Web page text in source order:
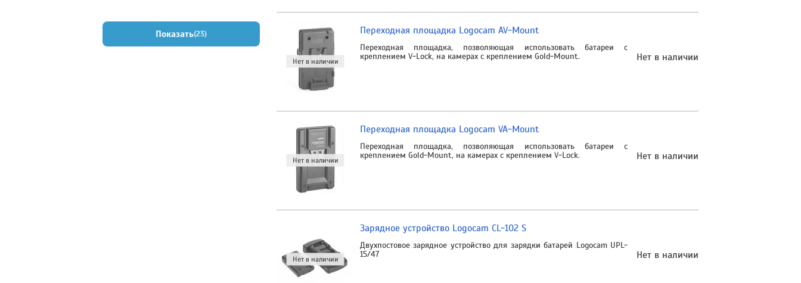
Показать 23
Нет в наличии
Переходная площадка Logocam AV-Mount
Переходная площадка, позволяющая использовать батареи с
креплением V-Lock, на камерах с креплением Gold-Mount.
Нет в наличии
Переходная площадка Logocam VA-Mount
Переходная площадка, позволяющая использовать батареи с
креплением Gold-Mount, на камерах с креплением V-Lock.
Нет в наличии
Зарядное устройство Logocam CL-102 S
Двухпостовое зарядное устройство для зарядки батарей Logocam UPL-
15/47